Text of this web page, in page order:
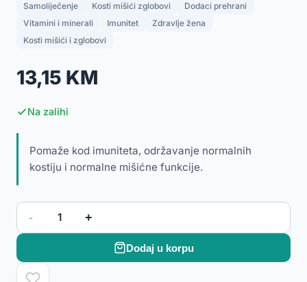
Samoliječenje Kosti mišići zglobovi
Dodaci prehrani
Vitamini i minerali
Imunitet
Zdravlje žena
Kosti mišići i zglobovi
13,15 KM
Na zalihi
Pomaže kod imuniteta, održavanje normalnih
kostiju i normalne mišićne funkcije.
- 1 +
Dodaj u korpu